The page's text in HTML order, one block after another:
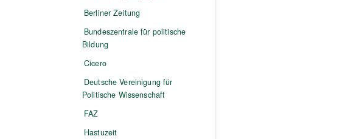
Berliner Zeitung
Bundeszentrale für politische
Bildung
Cicero
Deutsche Vereinigung für
Politische Wissenschaft
FAZ
Hastuzeit